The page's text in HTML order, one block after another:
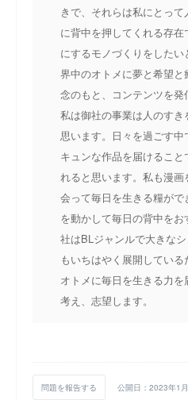
きで、それらは私にとっ
に背中を押してくれる存
にするモノづくりをした
界中のオトメに夢と希望
念のもと、コンテンツを発
私は御社の事業は人のす
思います。日々を過ごす
キュンな作品を届けるこ
れると思います。私も漫
会って毎日を生きる糧が
を動かして毎日の背中を
社はBLジャンルで大きな
もいちはやく展開してい
オトメに毎日を生きる力
考え、志望します。
問題を報告する 公開日：2023年1